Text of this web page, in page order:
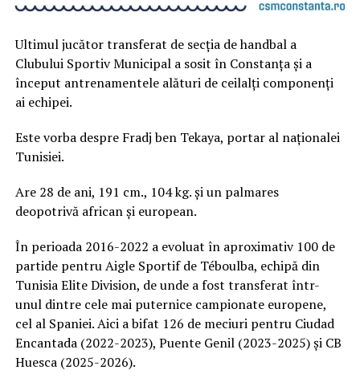
Ultimul jucător transferat de secția de handbal a
Clubului Sportiv Municipal a sosit în Constanța și a
început antrenamentele alături de ceilalți componenți
ai echipei.
Este vorba despre Fradj ben Tekaya, portar al naționalei
Tunisiei.
Are 28 de ani, 191 cm., 104 kg. și un palmares
deopotrivă african și european.
În perioada 2016-2022 a evoluat în aproximativ 100 de
partide pentru Aigle Sportif de Téboulba, echipă din
Tunisia Elite Division, de unde a fost transferat într-
unul dintre cele mai puternice campionate europene,
cel al Spaniei. Aici a bifat 126 de meciuri pentru Ciudad
Encantada (2022-2023), Puente Genil (2023-2025) și CB
Huesca (2025-2026).